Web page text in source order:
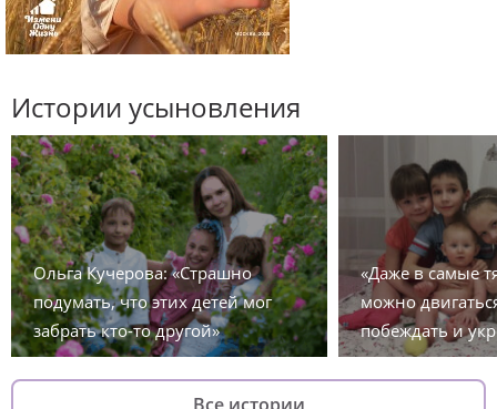
Истории усыновления
Ольга Кучерова: «Страшно
подумать, что этих детей мог
забрать кто-то другой»
«Даже в самые
можно
побеждать и